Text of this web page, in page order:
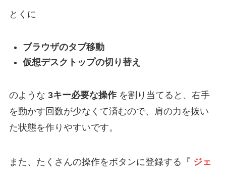
とくに
ブラウザのタブ移動
仮想デスクトップの切り替え
のような 3キー必要な操作を割り当てると、右手
を動かす回数が少なくて済むので、肩の力を抜い
た状態を作りやすいです。
また、たくさんの操作をボタンに登録する『 ジェ